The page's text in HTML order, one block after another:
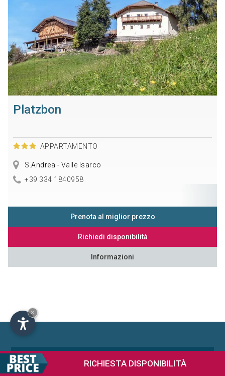
RICHIESTA DISPONIBILITÀ
Platzbon
APPARTAMENTO
S.Andrea - Valle Isarco
+39 334 1840958
Prenota al miglior prezzo
Richiedi disponibilità
Informazioni
I migliori Ristoranti
×